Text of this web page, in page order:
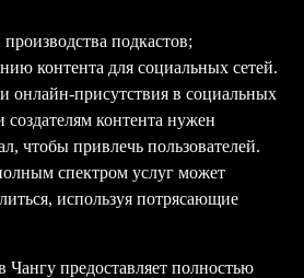
подкастов;
контента для социальных сетей.
онлайн-присутствия в социальных
создателям контента нужен
чтобы привлечь пользователей.
спектром услуг может
используя потрясающие
Чангу предоставляет полностью